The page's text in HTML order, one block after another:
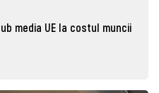
media UE la costul muncii